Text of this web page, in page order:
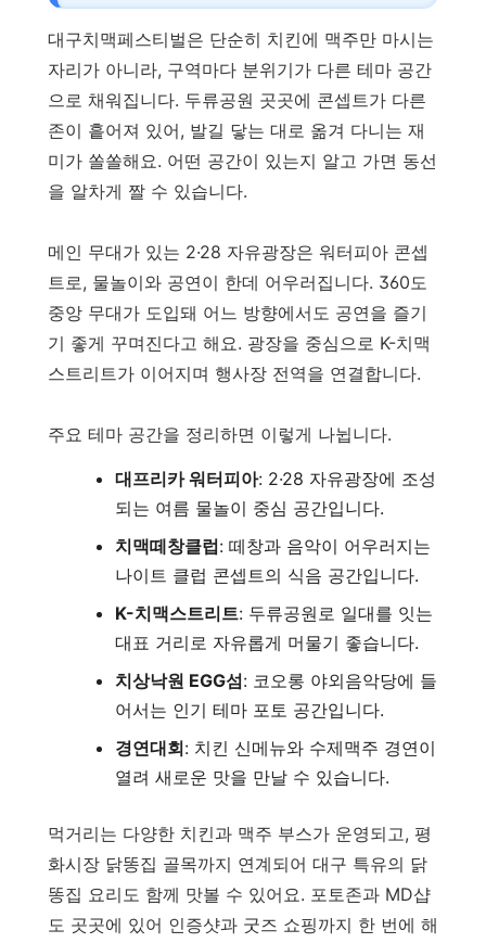
대구치맥페스티벌은 단순히 치킨에 맥주만 마시는
자리가 아니라, 구역마다 분위기가 다른 테마 공간
으로 채워집니다. 두류공원 곳곳에 콘셉트가 다른
존이 흩어져 있어, 발길 닿는 대로 옮겨 다니는 재
미가 쏠쏠해요. 어떤 공간이 있는지 알고 가면 동선
을 알차게 짤 수 있습니다.
메인 무대가 있는 2·28 자유광장은 워터피아 콘셉
트로, 물놀이와 공연이 한데 어우러집니다. 360도
중앙 무대가 도입돼 어느 방향에서도 공연을 즐기
기 좋게 꾸며진다고 해요. 광장을 중심으로 K-치맥
스트리트가 이어지며 행사장 전역을 연결합니다.
주요 테마 공간을 정리하면 이렇게 나뉩니다.
대프리카 워터피아: 2·28 자유광장에 조성
되는 여름 물놀이 중심 공간입니다.
치맥떼창클럽: 떼창과 음악이 어우러지는
나이트 클럽 콘셉트의 식음 공간입니다.
K-치맥스트리트: 두류공원로 일대를 잇는
대표 거리로 자유롭게 머물기 좋습니다.
치상낙원 EGG섬: 코오롱 야외음악당에 들
어서는 인기 테마 포토 공간입니다.
경연대회: 치킨 신메뉴와 수제맥주 경연이
열려 새로운 맛을 만날 수 있습니다.
먹거리는 다양한 치킨과 맥주 부스가 운영되고, 평
화시장 닭똥집 골목까지 연계되어 대구 특유의 닭
똥집 요리도 함께 맛볼 수 있어요. 포토존과 MD샵
도 곳곳에 있어 인증샷과 굿즈 쇼핑까지 한 번에 해